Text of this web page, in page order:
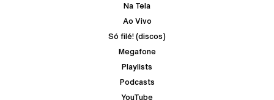
Na Tela
Ao Vivo
Só filé! (discos)
Megafone
Playlists
Podcasts
YouTube